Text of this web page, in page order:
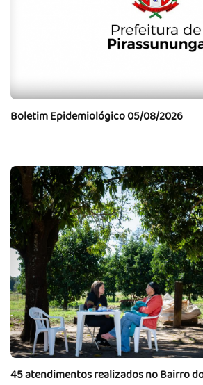
Boletim Epidemiológico 05/08/2026
45 atendimentos realizados no Bairro